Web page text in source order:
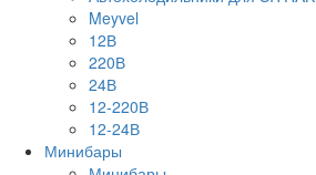
Meyvel
12В
220В
24В
12-220В
12-24В
Минибары